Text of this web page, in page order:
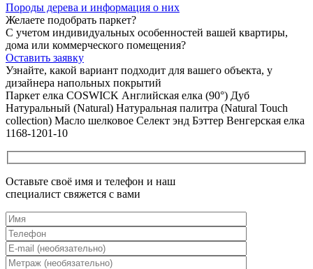
Породы дерева и информация о них
Желаете подобрать паркет?
С учетом индивидуальных особенностей вашей квартиры,
дома или коммерческого помещения?
Оставить заявку
Узнайте, какой вариант подходит для вашего объекта, у
дизайнера напольных покрытий
Паркет елка COSWICK Английская елка (90°) Дуб
Натуральный (Natural) Натуральная палитра (Natural Touch
collection) Масло шелковое Селект энд Бэттер Венгерская елка
1168-1201-10
Оставьте своё имя и телефон и наш
специалист свяжется с вами